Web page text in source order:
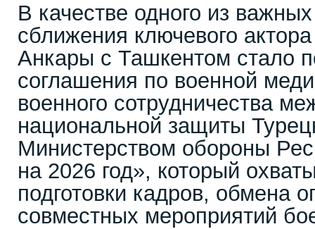
В качестве одного из
сближения ключевого
Анкары с Ташкентом стало
соглашения по военной
военного сотрудничества
национальной защиты
Министерством обороны
на 2026 год», который
подготовки кадров, обмена
совместных мероприятий